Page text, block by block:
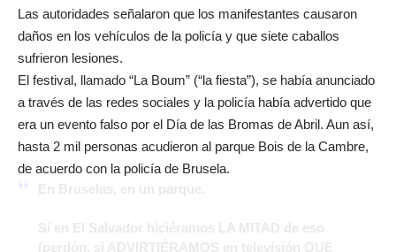
Las autoridades señalaron que los manifestantes causaron
daños en los vehículos de la policía y que siete caballos
sufrieron lesiones.
El festival, llamado “La Boum” (“la fiesta”), se había anunciado
a través de las redes sociales y la policía había advertido que
era un evento falso por el Día de las Bromas de Abril. Aun así,
hasta 2 mil personas acudieron al parque Bois de la Cambre,
de acuerdo con la policía de Brusela.